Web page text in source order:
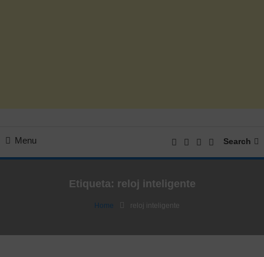
Menu Search
Etiqueta: reloj inteligente
Home reloj inteligente